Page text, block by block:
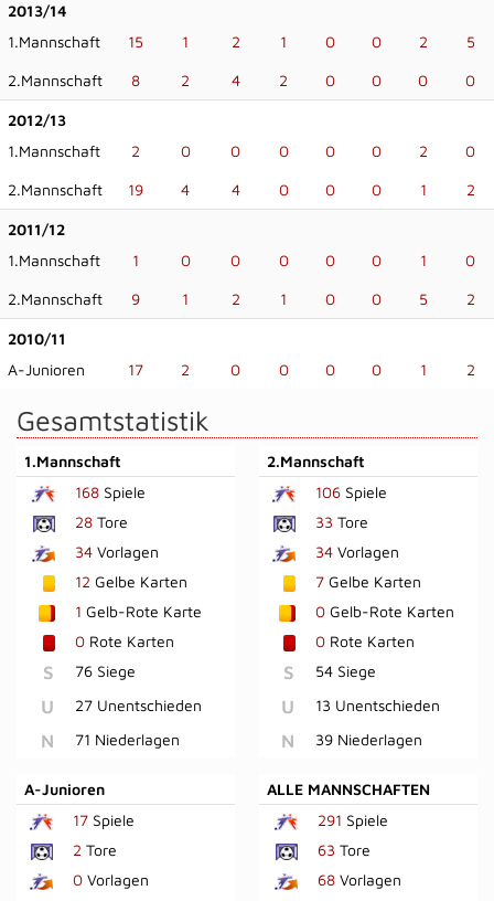
2013/14
1.Mannschaft
15 1 2 1 0 0 2 5
2.Mannschaft 8 2 4 2 0 0 0 0
2012/13
1.Mannschaft
2 0 0 0 0 0 2 0
2.Mannschaft 19 4 4 0 0 0 1 2
2011/12
1.Mannschaft
1 0 0 0 0 0 1 0
2.Mannschaft 9 1 2 1 0 0 5 2
2010/11
A-Junioren
17 2 0 0 0 0 1 2
Gesamtstatistik
1.Mannschaft
168 Spiele
28 Tore
34 Vorlagen
12 Gelbe Karten
1 Gelb-Rote Karte
0 Rote Karten
S 76 Siege
U 27 Unentschieden
N 71 Niederlagen
2.Mannschaft
106Spiele
33 Tore
34Vorlagen
7Gelbe Karten
0Gelb-Rote Karten
0Rote Karten
S 54 Siege
U 13 Unentschieden
N 39 Niederlagen
A-Junioren
17 Spiele
2 Tore
0 Vorlagen
ALLE MANNSCHAFTEN
291 Spiele
63 Tore
68Vorlagen